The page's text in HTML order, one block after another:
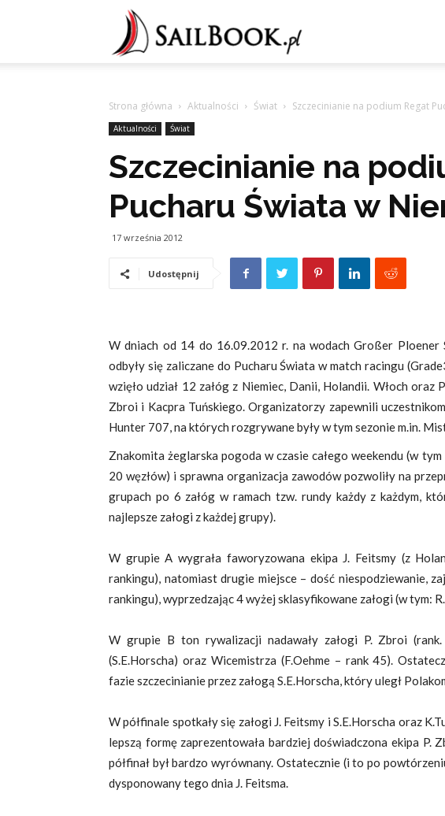
Strona główna Aktualności Świat Szczecinia​nie na podium Regat
Aktualności Świat
Szczecinia​nie na
Pucharu Świata w
17 września 2012
Udostępnij
W dniach od 14 do 16.09.2012 r. na wodach Großer Ploener
odbyły się zaliczane do Pucharu Świata w match racingu
wzięło udział 12 załóg z Niemiec, Danii, Holandii. Włoch oraz
Zbroi i Kacpra Tuńskiego. Organizatorzy zapewnili
Hunter 707, na których rozgrywane były w tym sezonie m.in.
Znakomita żeglarska pogoda w czasie całego weekendu (w
20 węzłów) i sprawna organizacja zawodów pozwoliły na
grupach po 6 załóg w ramach tzw. rundy każdy z każdym,
najlepsze załogi z każdej grupy).
W grupie A wygrała faworyzowana ekipa J. Feitsmy (z
rankingu), natomiast drugie miejsce – dość niespodziewanie,
rankingu), wyprzedzając 4 wyżej sklasyfikowane załogi (w tym:
W grupie B ton rywalizacji nadawały załogi P. Zbroi
(S.E.Horscha) oraz Wicemistrza (F.Oehme – rank 45).
fazie szczecinianie przez załogą S.E.Horscha, który uległ
W półfinale spotkały się załogi J. Feitsmy i S.E.Horscha oraz
lepszą formę zaprezentowała bardziej doświadczona ekipa P.
półfinał był bardzo wyrównany. Ostatecznie (i to po
dysponowany tego dnia J. Feitsma.